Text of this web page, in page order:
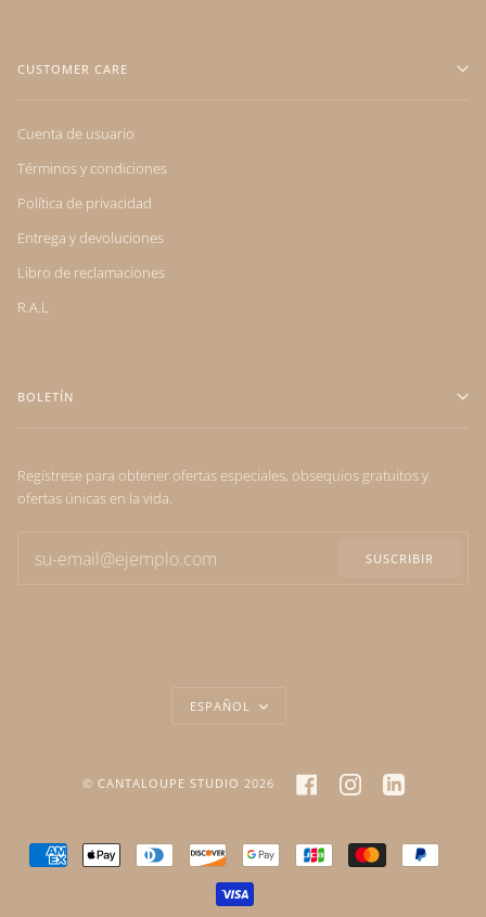
CUSTOMER CARE
Cuenta de usuario
Términos y condiciones
Política de privacidad
Entrega y devoluciones
Libro de reclamaciones
R.A.L
BOLETÍN
Regístrese para obtener ofertas especiales, obsequios gratuitos y
ofertas únicas en la vida.
SUSCRIBIR
IDIOMA
ESPAÑOL
© CANTALOUPE STUDIO 2026 FACEBOOKINSTAGRAMLINKEDIN
AMERICAN
EXPRESS
APPLE
PAY
DINERS
CLUB
DISCOVER GOOGLE
PAY
MASTER